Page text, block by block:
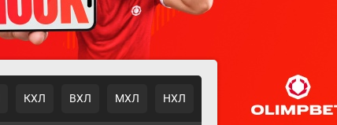
КХЛ ВХЛ МХЛ НХЛ